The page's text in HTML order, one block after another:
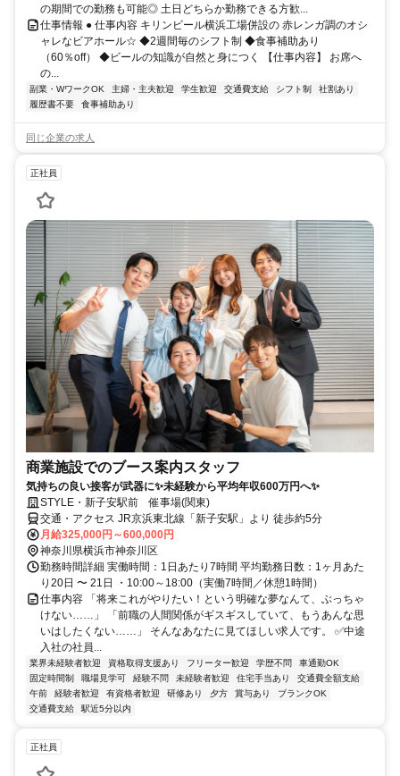
の期間での勤務も可能◎ 土日どちらか勤務できる方歓...
仕事情報 ● 仕事内容 キリンビール横浜工場併設の 赤レンガ調のオシ
ャレなビアホール☆ ◆2週間毎のシフト制 ◆食事補助あり
（60％off） ◆ビールの知識が自然と身につく 【仕事内容】 お席へ
の...
副業・WワークOK 主婦・主夫歓迎 学生歓迎 交通費支給 シフト制
社割あり
履歴書不要
食事補助あり
同じ企業の求人
正社員
商業施設でのブース案内スタッフ
気持ちの良い接客が武器に✨未経験から平均年収600万円へ✨
STYLE・新子安駅前 催事場(関東)
交通・アクセス JR京浜東北線「新子安駅」より 徒歩約5分
月給325,000円～600,000円
神奈川県横浜市神奈川区
勤務時間詳細 実働時間：1日あたり7時間 平均勤務日数：1ヶ月あた
り20日 〜 21日 ・10:00～18:00（実働7時間／休憩1時間）
仕事内容 「将来これがやりたい！という明確な夢なんて、ぶっちゃ
けない……」 「前職の人間関係がギスギスしていて、もうあんな思
いはしたくない……」 そんなあなたに見てほしい求人です。 ✅中途
入社の社員...
業界未経験者歓迎 資格取得支援あり フリーター歓迎 学歴不問
車通勤OK
固定時間制
職場見学可 経験不問 未経験者歓迎 住宅手当あり
交通費全額支給
午前
経験者歓迎 有資格者歓迎 研修あり 夕方 賞与あり
ブランクOK
交通費支給
駅近5分以内
正社員